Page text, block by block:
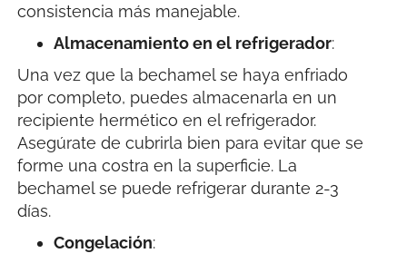
consistencia más manejable.
Almacenamiento en el refrigerador:
Una vez que la bechamel se haya enfriado
por completo, puedes almacenarla en un
recipiente hermético en el refrigerador.
Asegúrate de cubrirla bien para evitar que se
forme una costra en la superficie. La
bechamel se puede refrigerar durante 2-3
días.
Congelación: